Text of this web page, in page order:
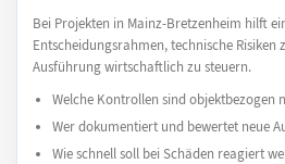
Bei Projekten in Mainz-Bretzenheim hilft
Entscheidungsrahmen, technische Risiken
Ausführung wirtschaftlich zu steuern.
Welche Kontrollen sind objektbezogen
Wer dokumentiert und bewertet neue
Wie schnell soll bei Schäden reagiert